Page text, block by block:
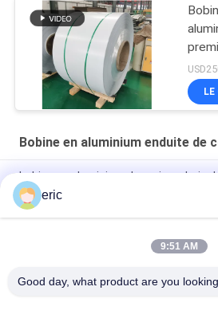
LE
Bobine en aluminium enduite de
bobine en aluminium de grain en bois
Alliage d'aluminium couvrant la feuille
aluminium en aluminium de feuille
PE en aluminium pré peint épais PVDF
eric
9:51 AM
Good day, what product are you